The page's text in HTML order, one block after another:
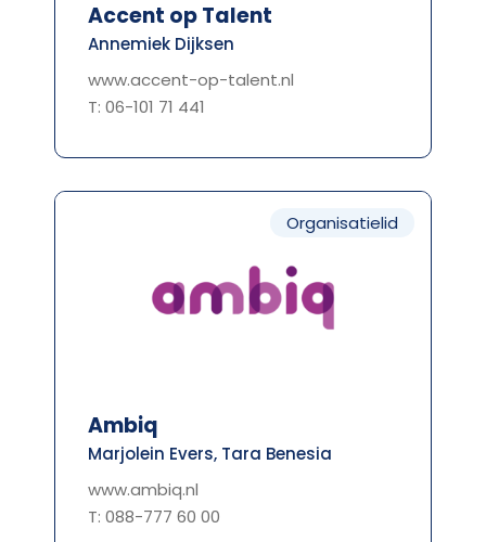
Accent op Talent
Annemiek Dijksen
www.accent-op-talent.nl
T: 06-101 71 441
Organisatielid
Ambiq
Marjolein Evers, Tara Benesia
www.ambiq.nl
T: 088-777 60 00